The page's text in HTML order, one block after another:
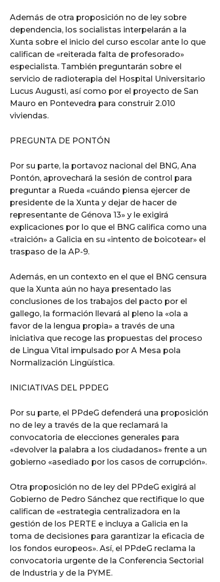
Además de otra proposición no de ley sobre
dependencia, los socialistas interpelarán a la
Xunta sobre el inicio del curso escolar ante lo que
califican de «reiterada falta de profesorado»
especialista. También preguntarán sobre el
servicio de radioterapia del Hospital Universitario
Lucus Augusti, así como por el proyecto de San
Mauro en Pontevedra para construir 2.010
viviendas.
PREGUNTA DE PONTÓN
Por su parte, la portavoz nacional del BNG, Ana
Pontón, aprovechará la sesión de control para
preguntar a Rueda «cuándo piensa ejercer de
presidente de la Xunta y dejar de hacer de
representante de Génova 13» y le exigirá
explicaciones por lo que el BNG califica como una
«traición» a Galicia en su «intento de boicotear» el
traspaso de la AP-9.
Además, en un contexto en el que el BNG censura
que la Xunta aún no haya presentado las
conclusiones de los trabajos del pacto por el
gallego, la formación llevará al pleno la «ola a
favor de la lengua propia» a través de una
iniciativa que recoge las propuestas del proceso
de Lingua Vital impulsado por A Mesa pola
Normalización Lingüística.
INICIATIVAS DEL PPDEG
Por su parte, el PPdeG defenderá una proposición
no de ley a través de la que reclamará la
convocatoria de elecciones generales para
«devolver la palabra a los ciudadanos» frente a un
gobierno «asediado por los casos de corrupción».
Otra proposición no de ley del PPdeG exigirá al
Gobierno de Pedro Sánchez que rectifique lo que
califican de «estrategia centralizadora en la
gestión de los PERTE e incluya a Galicia en la
toma de decisiones para garantizar la eficacia de
los fondos europeos». Así, el PPdeG reclama la
convocatoria urgente de la Conferencia Sectorial
de Industria y de la PYME.